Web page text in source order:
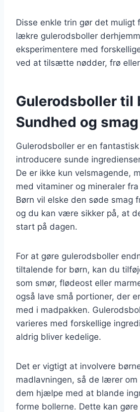
Disse enkle trin gør det muligt
lækre gulerodsboller
eksperimentere med
ved at tilsætte nødder, frø
Gulerodsboller til
Sundhed og
Gulerodsboller er en
introducere sunde
De er ikke kun velsmagende,
med vitaminer og mineraler
Børn vil elske den søde smag
og du kan være sikker på, at
start på dagen.
For at gøre gulerodsboller
tiltalende for børn, kan du
som smør, flødeost eller
også lave små portioner, der
med i madpakken.
varieres med forskellige
aldrig bliver kedelige.
Det er vigtigt at involvere
madlavningen, så de lærer om
dem hjælpe med at blande
forme bollerne. Dette kan